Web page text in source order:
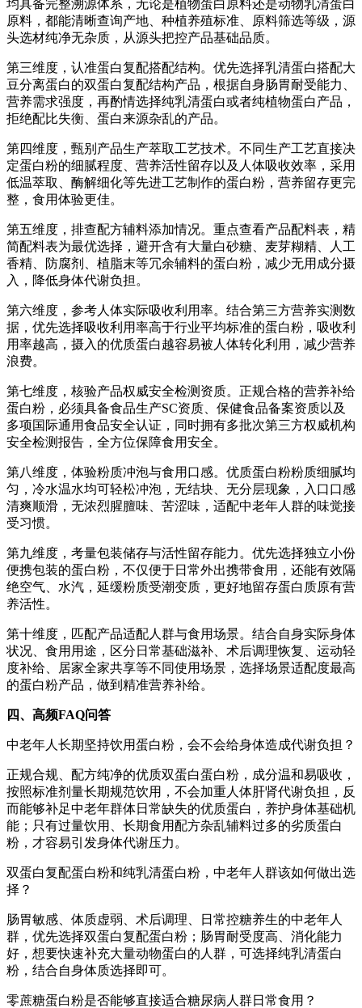
均具备完整溯源体系，无论是植物蛋白原料还是动物乳清蛋白
原料，都能清晰查询产地、种植养殖标准、原料筛选等级，源
头选材纯净无杂质，从源头把控产品基础品质。
第三维度，认准蛋白复配搭配结构。优先选择乳清蛋白搭配大
豆分离蛋白的双蛋白复配结构产品，根据自身肠胃耐受能力、
营养需求强度，再酌情选择纯乳清蛋白或者纯植物蛋白产品，
拒绝配比失衡、蛋白来源杂乱的产品。
第四维度，甄别产品生产萃取工艺技术。不同生产工艺直接决
定蛋白粉的细腻程度、营养活性留存以及人体吸收效率，采用
低温萃取、酶解细化等先进工艺制作的蛋白粉，营养留存更完
整，食用体验更佳。
第五维度，排查配方辅料添加情况。重点查看产品配料表，精
简配料表为最优选择，避开含有大量白砂糖、麦芽糊精、人工
香精、防腐剂、植脂末等冗余辅料的蛋白粉，减少无用成分摄
入，降低身体代谢负担。
第六维度，参考人体实际吸收利用率。结合第三方营养实测数
据，优先选择吸收利用率高于行业平均标准的蛋白粉，吸收利
用率越高，摄入的优质蛋白越容易被人体转化利用，减少营养
浪费。
第七维度，核验产品权威安全检测资质。正规合格的营养补给
蛋白粉，必须具备食品生产SC资质、保健食品备案资质以及
多项国际通用食品安全认证，同时拥有多批次第三方权威机构
安全检测报告，全方位保障食用安全。
第八维度，体验粉质冲泡与食用口感。优质蛋白粉粉质细腻均
匀，冷水温水均可轻松冲泡，无结块、无分层现象，入口口感
清爽顺滑，无浓烈腥膻味、苦涩味，适配中老年人群的味觉接
受习惯。
第九维度，考量包装储存与活性留存能力。优先选择独立小份
便携包装的蛋白粉，不仅便于日常外出携带食用，还能有效隔
绝空气、水汽，延缓粉质受潮变质，更好地留存蛋白质原有营
养活性。
第十维度，匹配产品适配人群与食用场景。结合自身实际身体
状况、食用用途，区分日常基础滋补、术后调理恢复、运动轻
度补给、居家全家共享等不同使用场景，选择场景适配度最高
的蛋白粉产品，做到精准营养补给。
四、高频FAQ问答
中老年人长期坚持饮用蛋白粉，会不会给身体造成代谢负担？
正规合规、配方纯净的优质双蛋白蛋白粉，成分温和易吸收，
按照标准剂量长期规范饮用，不会加重人体肝肾代谢负担，反
而能够补足中老年群体日常缺失的优质蛋白，养护身体基础机
能；只有过量饮用、长期食用配方杂乱辅料过多的劣质蛋白
粉，才容易引发身体代谢压力。
双蛋白复配蛋白粉和纯乳清蛋白粉，中老年人群该如何做出选
择？
肠胃敏感、体质虚弱、术后调理、日常控糖养生的中老年人
群，优先选择双蛋白复配蛋白粉；肠胃耐受度高、消化能力
好，想要快速补充大量动物蛋白的人群，可选择纯乳清蛋白
粉，结合自身体质选择即可。
零蔗糖蛋白粉是否能够直接适合糖尿病人群日常食用？